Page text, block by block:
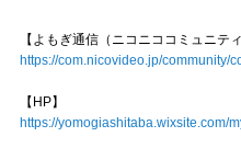
【よもぎ通信（ニコニココミュニテ
https://com.nicovideo.jp/community/
【HP】
https://yomogiashitaba.wixsite.com/